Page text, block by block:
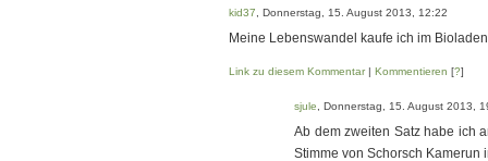
kid37 , Donnerstag, 15. August 2013, 12:22
Meine Lebenswandel kaufe ich im
Link zu diesem Kommentar| Kommentieren [?]
sjule , Donnerstag, 15. August 2013,
Ab dem zweiten Satz habe ich
Stimme von Schorsch Kamerun